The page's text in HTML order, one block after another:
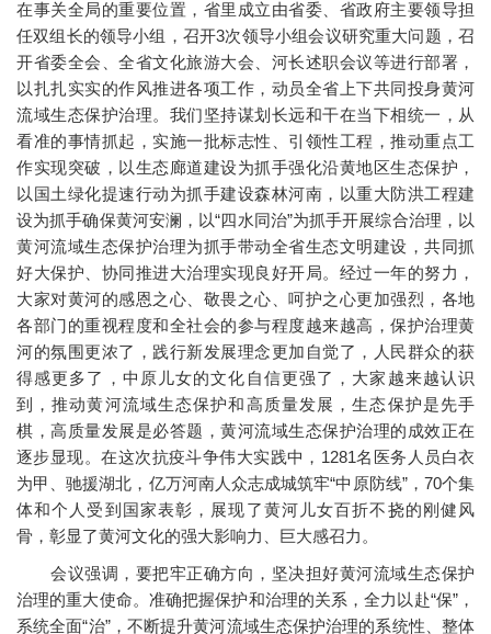
在事关全局的重要位置，省里成立由省委、省政府主要领导担
任双组长的领导小组，召开3次领导小组会议研究重大问题，召
开省委全会、全省文化旅游大会、河长述职会议等进行部署，
以扎扎实实的作风推进各项工作，动员全省上下共同投身黄河
流域生态保护治理。我们坚持谋划长远和干在当下相统一，从
看准的事情抓起，实施一批标志性、引领性工程，推动重点工
作实现突破，以生态廊道建设为抓手强化沿黄地区生态保护，
以国土绿化提速行动为抓手建设森林河南，以重大防洪工程建
设为抓手确保黄河安澜，以“四水同治”为抓手开展综合治理，以
黄河流域生态保护治理为抓手带动全省生态文明建设，共同抓
好大保护、协同推进大治理实现良好开局。经过一年的努力，
大家对黄河的感恩之心、敬畏之心、呵护之心更加强烈，各地
各部门的重视程度和全社会的参与程度越来越高，保护治理黄
河的氛围更浓了，践行新发展理念更加自觉了，人民群众的获
得感更多了，中原儿女的文化自信更强了，大家越来越认识
到，推动黄河流域生态保护和高质量发展，生态保护是先手
棋，高质量发展是必答题，黄河流域生态保护治理的成效正在
逐步显现。在这次抗疫斗争伟大实践中，1281名医务人员白衣
为甲、驰援湖北，亿万河南人众志成城筑牢“中原防线”，70个集
体和个人受到国家表彰，展现了黄河儿女百折不挠的刚健风
骨，彰显了黄河文化的强大影响力、巨大感召力。
会议强调，要把牢正确方向，坚决担好黄河流域生态保护
治理的重大使命。准确把握保护和治理的关系，全力以赴“保”，
系统全面“治”，不断提升黄河流域生态保护治理的系统性、整体